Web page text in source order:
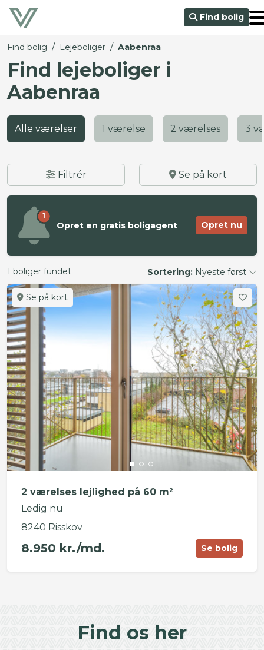
Find bolig
Find bolig / Lejeboliger / Aabenraa
Find lejeboliger i
Aabenraa
Alle værelser 1 værelse 2 værelses 3
Filtrér Se på kort
1
Opret en gratis boligagent Opret nu
1 boliger fundet Sortering: Nyeste først
Se på kort
2 værelses lejlighed på 60 m²
Ledig nu
8240 Risskov
8.950 kr./md. Se bolig
Find os her